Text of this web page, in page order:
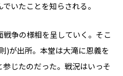
いたことを知らされる。
争の様相を呈していく。そこ
)が出所。本堂は大滝に恩義を
じたのだった。戦況はいっそ